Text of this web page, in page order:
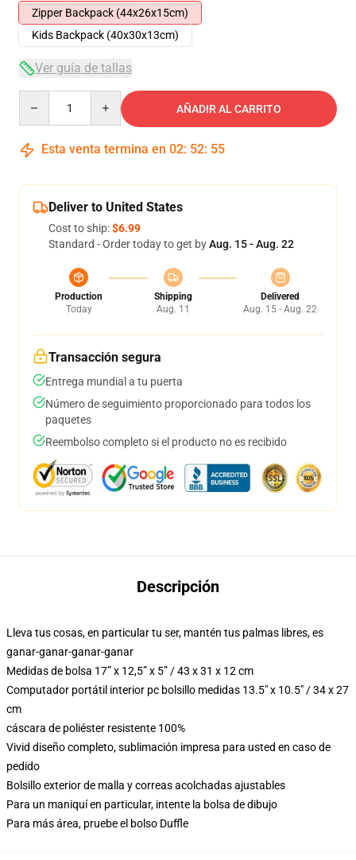
Zipper Backpack (44x26x15cm)
Kids Backpack (40x30x13cm)
Ver guía de tallas
AÑADIR AL CARRITO
Esta venta termina en 02: 52: 54
Deliver to United States
Cost to ship:$6.99
Standard - Order today to get byAug. 15 - Aug. 22
Production
Today
Shipping
Aug. 11
Delivered
Aug. 15 - Aug. 22
Transacción segura
Entrega mundial a tu puerta
Número de seguimiento proporcionado para todos los
paquetes
Reembolso completo si el producto no es recibido
Descripción
Lleva tus cosas, en particular tu ser, mantén tus palmas libres, es
ganar-ganar-ganar-ganar
Medidas de bolsa 17” x 12,5” x 5” / 43 x 31 x 12 cm
Computador portátil interior pc bolsillo medidas 13.5" x 10.5" / 34 x 27
cm
cáscara de poliéster resistente 100%
Vivid diseño completo, sublimación impresa para usted en caso de
pedido
Bolsillo exterior de malla y correas acolchadas ajustables
Para un maniquí en particular, intente la bolsa de dibujo
Para más área, pruebe el bolso Duffle